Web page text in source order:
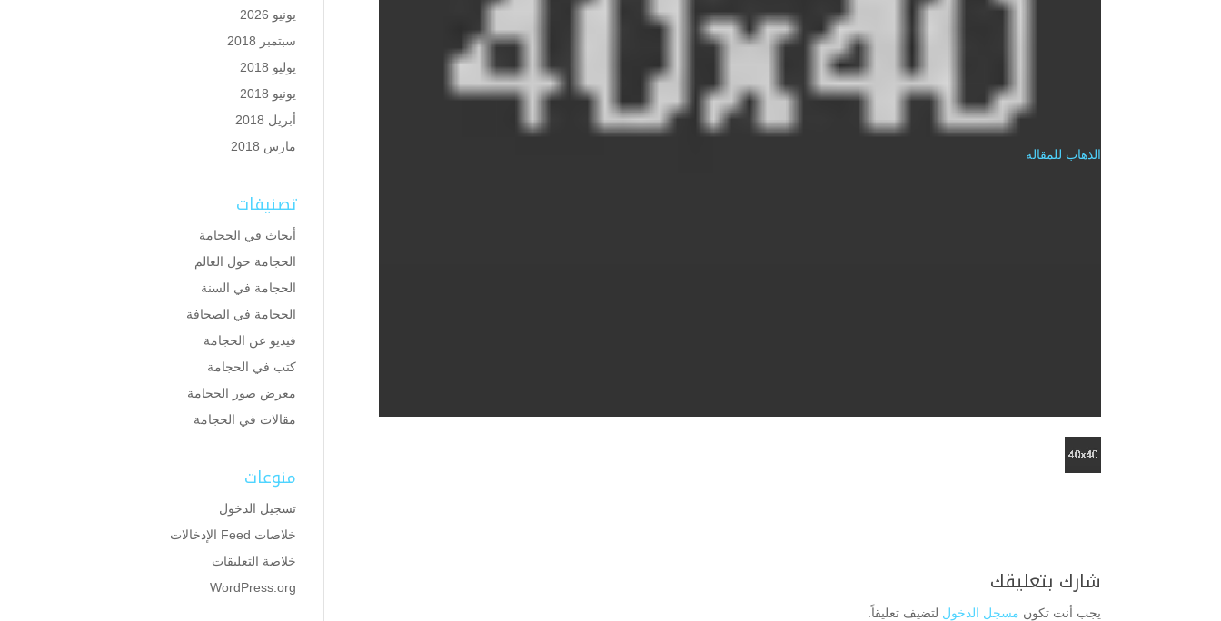
الذهاب للمقالة
شارك بتعليقك
يجب أنت تكون مسجل الدخول لتضيف تعليقاً.
يونيو 2026
سبتمبر 2018
يوليو 2018
يونيو 2018
أبريل 2018
مارس 2018
تصنيفات
أبحاث في الحجامة
الحجامة حول العالم
الحجامة في السنة
الحجامة في الصحافة
فيديو عن الحجامة
كتب في الحجامة
معرض صور الحجامة
مقالات في الحجامة
منوعات
تسجيل الدخول
خلاصات Feed الإدخالات
خلاصة التعليقات
WordPress.org